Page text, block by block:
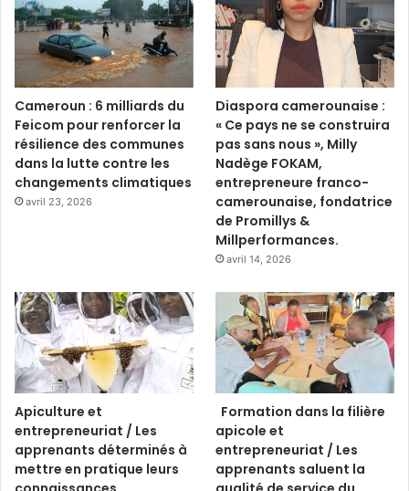
Cameroun : 6 milliards du
Feicom pour renforcer la
résilience des communes
dans la lutte contre les
changements climatiques
avril 23, 2026
Diaspora camerounaise :
« Ce pays ne se construira
pas sans nous », Milly
Nadège FOKAM,
entrepreneure franco-
camerounaise, fondatrice
de Promillys &
Millperformances.
avril 14, 2026
Apiculture et
entrepreneuriat / Les
apprenants déterminés à
mettre en pratique leurs
Formation dans la filière
apicole et
entrepreneuriat / Les
apprenants saluent la